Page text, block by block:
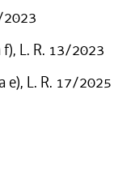
2023
L. R. 13/2023
e), L. R. 17/2025